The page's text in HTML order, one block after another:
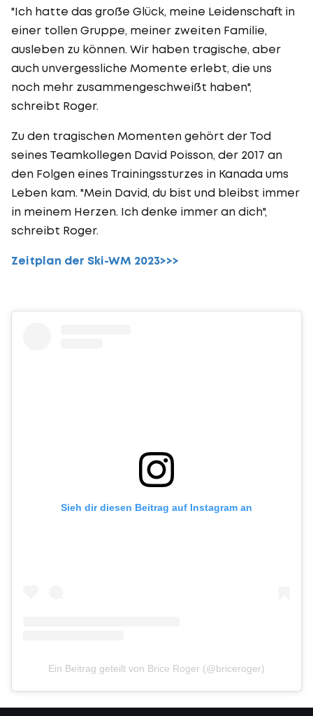
"Ich hatte das große Glück, meine Leidenschaft in
einer tollen Gruppe, meiner zweiten Familie,
ausleben zu können. Wir haben tragische, aber
auch unvergessliche Momente erlebt, die uns
noch mehr zusammengeschweißt haben",
schreibt Roger.
Zu den tragischen Momenten gehört der Tod
seines Teamkollegen David Poisson, der 2017 an
den Folgen eines Trainingssturzes in Kanada ums
Leben kam. "Mein David, du bist und bleibst immer
in meinem Herzen. Ich denke immer an dich",
schreibt Roger.
Zeitplan der Ski-WM 2023>>>
Sieh dir diesen Beitrag auf Instagram an
Ein Beitrag geteilt von Brice Roger (@briceroger)